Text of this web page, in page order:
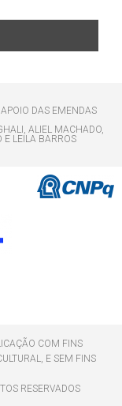
DAS EMENDAS
ALIEL MACHADO,
E LEILA BARROS
COM FINS
E SEM FINS
RESERVADOS